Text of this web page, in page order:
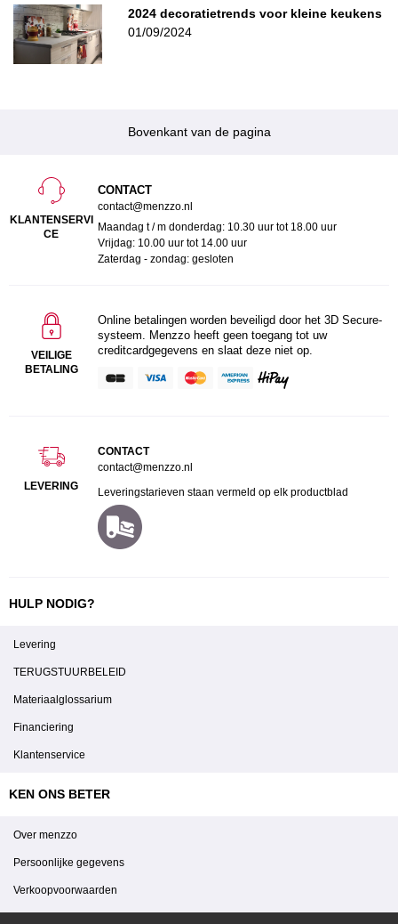
2024 decoratietrends voor kleine keukens
01/09/2024
Bovenkant van de pagina
KLANTENSERVI
CE
CONTACT
contact@menzzo.nl
Maandag t / m donderdag: 10.30 uur tot 18.00 uur
Vrijdag: 10.00 uur tot 14.00 uur
Zaterdag - zondag: gesloten
VEILIGE
BETALING
Online betalingen worden beveiligd door het 3D Secure-
systeem. Menzzo heeft geen toegang tot uw
creditcardgegevens en slaat deze niet op.
LEVERING
CONTACT
contact@menzzo.nl
Leveringstarieven staan vermeld op elk productblad
HULP NODIG?
Levering
TERUGSTUURBELEID
Materiaalglossarium
Financiering
Klantenservice
KEN ONS BETER
Over menzzo
Persoonlijke gegevens
Verkoopvoorwaarden